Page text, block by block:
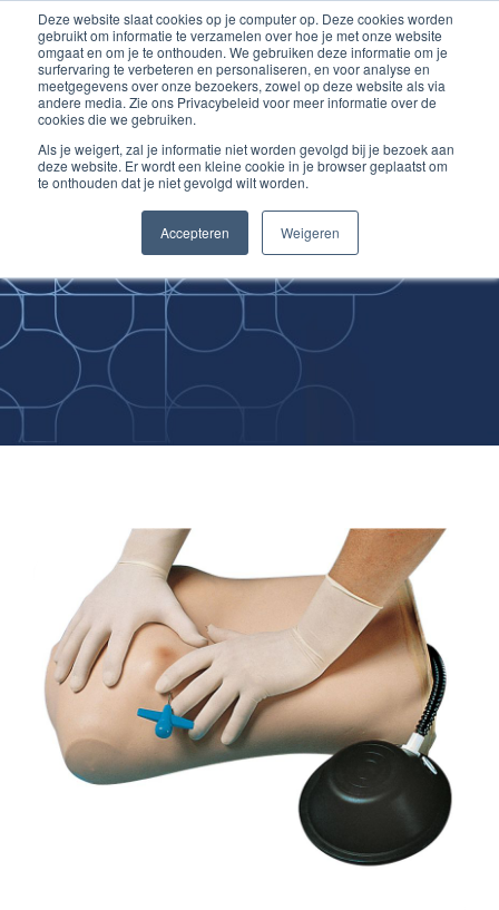
Deze website slaat cookies op je computer op. Deze cookies worden
gebruikt om informatie te verzamelen over hoe je met onze website
omgaat en om je te onthouden. We gebruiken deze informatie om je
surfervaring te verbeteren en personaliseren, en voor analyse en
meetgegevens over onze bezoekers, zowel op deze website als via
andere media. Zie ons Privacybeleid voor meer informatie over de
cookies die we gebruiken.
Als je weigert, zal je informatie niet worden gevolgd bij je bezoek aan
deze website. Er wordt een kleine cookie in je browser geplaatst om
te onthouden dat je niet gevolgd wilt worden.
Accepteren Weigeren
Inloggen account
Ga
naar
de
inhoud
Improving
Medical Skills